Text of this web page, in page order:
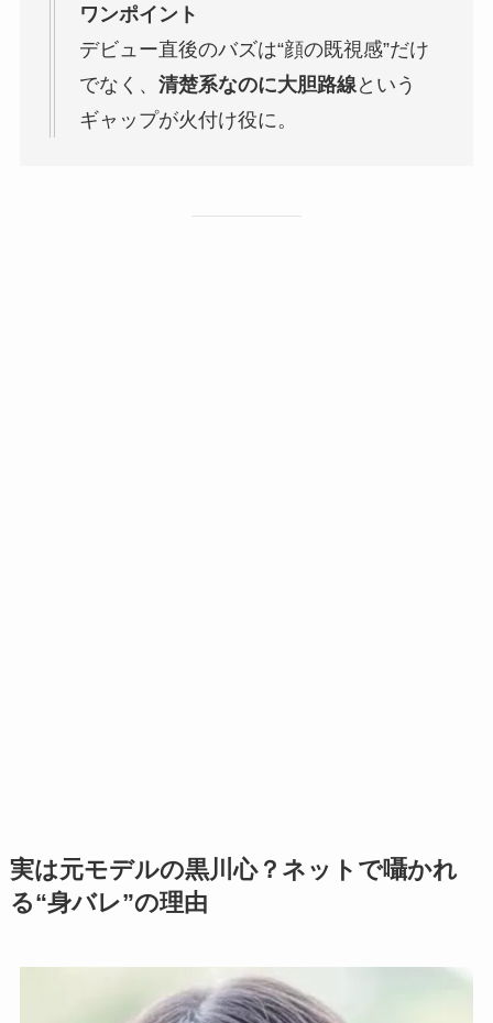
ワンポイント
デビュー直後のバズは“顔の既視感”だけ
でなく、 清楚系なのに大胆路線 という
ギャップが火付け役に。
実は元モデルの黒川心？ネットで囁かれ
る“身バレ”の理由